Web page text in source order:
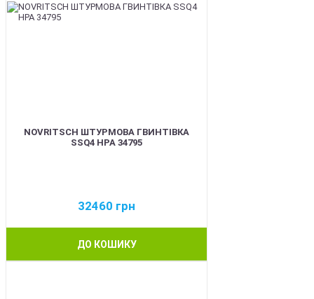
NOVRITSCH ШТУРМОВА ГВИНТІВКА
SSQ4 HPA 34795
32460 грн
ДО КОШИКУ